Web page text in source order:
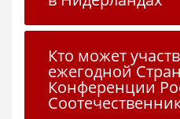
Кто может
ежегодной
Конференции